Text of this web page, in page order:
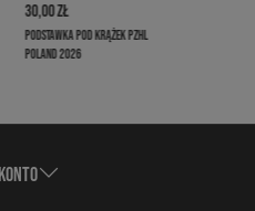
najwygodniejszych
Twisto opłaca
a Ty masz 21 dni
30,00 ZŁ
PODSTAWKA POD KRĄŻEK PZHL
POLAND 2026